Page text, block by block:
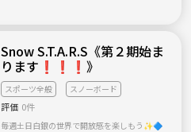
れに膝当てを装着してローラースケートを履
き行うコンタクトスポーツです。 ルールは単
純。5人ひとチームでローラースケートでコー
スを走り、両チームに1人ずついる「ジャマ
ー」が集団の最後尾から最前列まで駆け上が
ろうとするゲームです。味方ジャマーが相手チ
ーム選手を1人抜くたびに、ポイントが入りま
す。 ジャマー以外の選手は「ブロッカー」と
いますので、貸出（有料）で対応できます。
※貸出は一日レンタルで、販売価格の5％にな
ります。 ●レベル 走力は低くても、モラルは
高くありたい ●その他 初心者歓迎！むしろ初
心者しかいません(笑)
Snow S.T.A.R.S《第２期始ま
ります❗️❗️❗️》
スポーツ全般 スノーボード
評価 0件
毎週土日白銀の世界で開放感を楽しもう✨🔷